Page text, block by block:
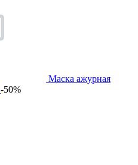
Маска ажурная
-50%